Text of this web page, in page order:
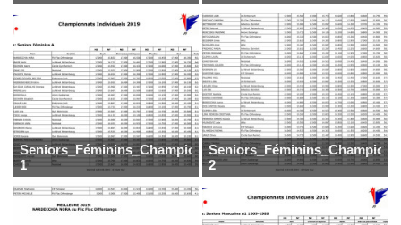
Seniors_Féminins_Champion-
1
Seniors_Féminins_Champion-
2